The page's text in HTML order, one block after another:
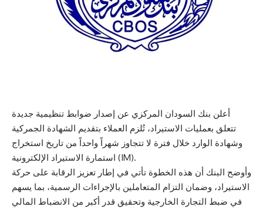
أعلن بنك السودان المركزي عن إصدار ضوابط تنظيمية جديدة
تتعلق بعمليات الاستيراد، تُلزم العملاء بتقديم الشهادة الجمركية
وشهادة الوارد خلال فترة لا تتجاوز شهراً واحداً من تاريخ استخراج
استمارة الاستيراد الإلكترونية (IM).
وأوضح البنك أن هذه الخطوة تأتي في إطار تعزيز الرقابة على حركة
الاستيراد، وضمان التزام المتعاملين بالإجراءات الرسمية، بما يسهم
في ضبط التجارة الخارجية وتحقيق قدر أكبر من الانضباط المالي